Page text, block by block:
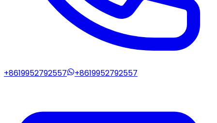
+8619952792557 +8619952792557